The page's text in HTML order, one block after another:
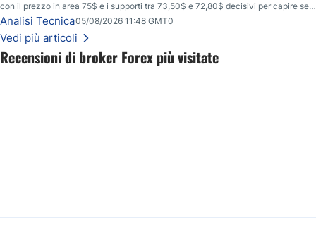
Recensioni di broker Forex più visitate
con il prezzo in area 75$ e i supporti tra 73,50$ e 72,80$ decisivi per capire se il
ribasso potrà estendersi verso quota 70$.
Analisi Tecnica05/08/2026 11:48 GMT0
Vedi più articoli